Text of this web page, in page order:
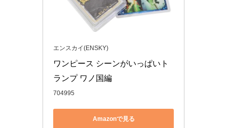
エンスカイ(ENSKY)
ワンピース シーンがいっぱいト
ランプ ワノ国編
704995
Amazonで見る